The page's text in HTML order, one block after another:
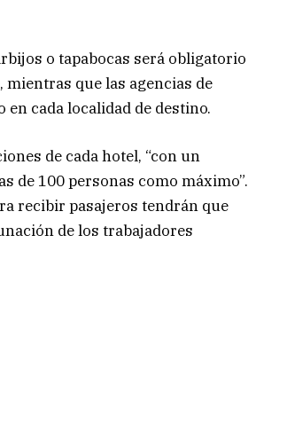
o tapabocas será obligatorio
que las agencias de
cada localidad de destino.
de cada hotel, “con un
de 100 personas como máximo”.
recibir pasajeros tendrán que
de los trabajadores